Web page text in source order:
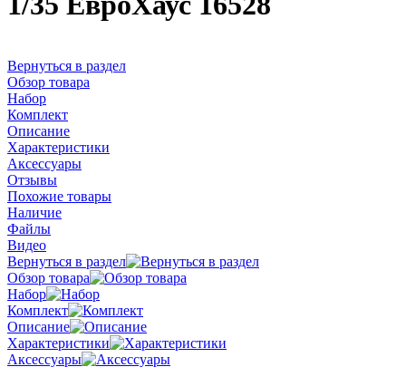
Вернуться в раздел
Обзор товара
Набор
Комплект
Описание
Характеристики
Аксессуары
Отзывы
Похожие товары
Наличие
Файлы
Видео
Вернуться в раздел
Обзор товара
Набор
Комплект
Описание
Характеристики
Аксессуары